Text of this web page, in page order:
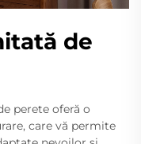
de
perete oferă o
care vă permite